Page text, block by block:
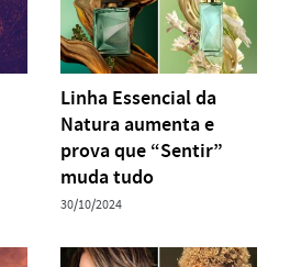
Linha Essencial da
Natura aumenta e
prova que “Sentir”
muda tudo
30/10/2024